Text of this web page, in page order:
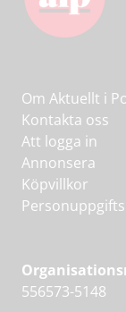
Om Aktuellt i
Kontakta oss
Att logga in
Annonsera
Köpvillkor
556573-5148